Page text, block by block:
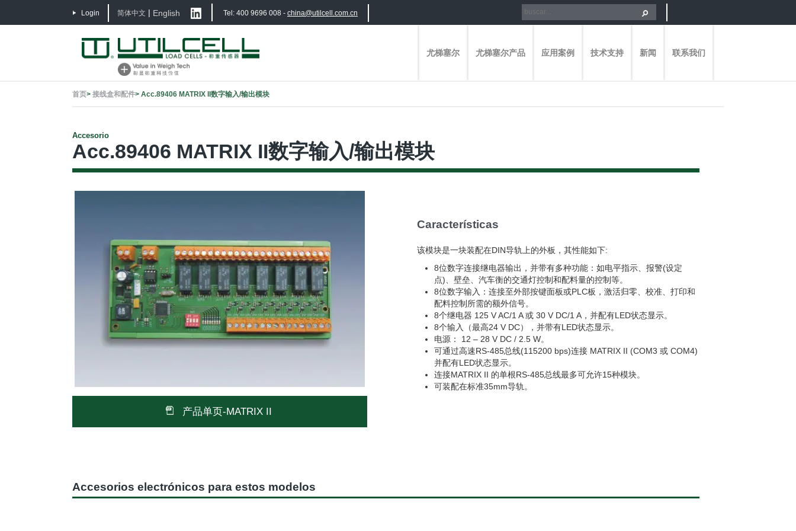
Login 简体中文 | English Tel: 400 9696 008 - china@utilcell.com.cn
尤梯塞尔 尤梯塞尔产品 应用案例 技术支持 新闻 联系我们
首页> 接线盒和配件> Acc.89406 MATRIX II数字输入/输出模块
Accesorio
Acc.89406 MATRIX II数字输入/输出模块
产品单页-MATRIX II
Características
该模块是一块装配在DIN导轨上的外板，其性能如下:
8位数字连接继电器输出，并带有多种功能：如电平指示、报警(设定
点)、壁垒、汽车衡的交通灯控制和配料量的控制等。
8位数字输入：连接至外部按键面板或PLC板，激活归零、校准、打印和
配料控制所需的额外信号。
8个继电器 125 V AC/1 A 或 30 V DC/1 A，并配有LED状态显示。
8个输入（最高24 V DC），并带有LED状态显示。
电源： 12 – 28 V DC / 2.5 W。
可通过高速RS-485总线(115200 bps)连接 MATRIX II (COM3 或 COM4)
并配有LED状态显示。
连接MATRIX II 的单根RS-485总线最多可允许15种模块。
可装配在标准35mm导轨。
Accesorios electrónicos para estos modelos